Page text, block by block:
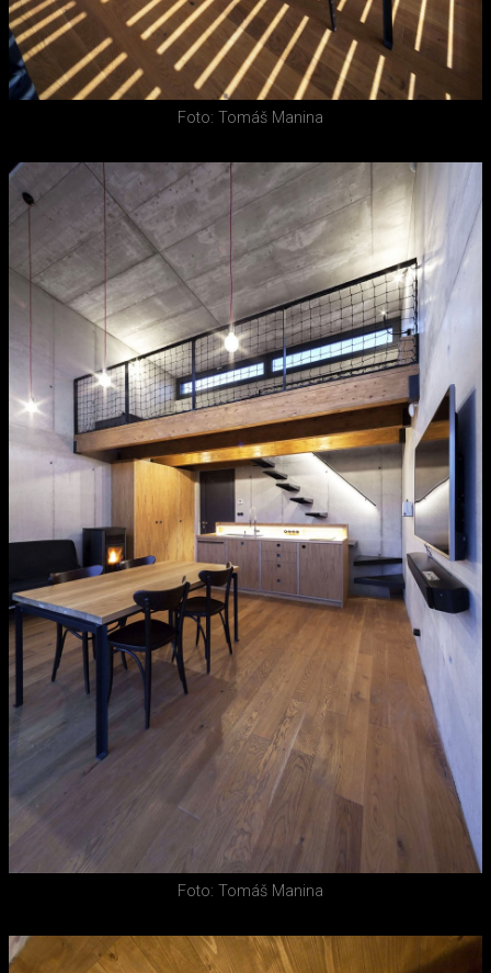
Foto: Tomáš Manina
Foto: Tomáš Manina